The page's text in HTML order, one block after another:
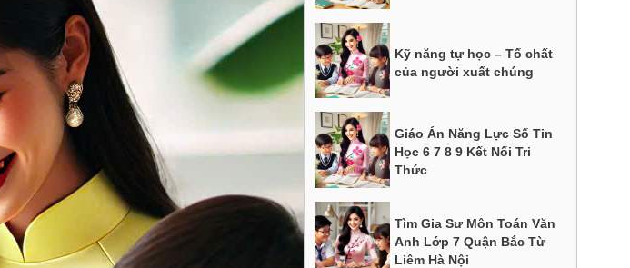
Kỹ năng tự học – Tố chất
của người xuất chúng
Giáo Án Năng Lực Số Tin
Học 6 7 8 9 Kết Nối Tri
Thức
Tìm Gia Sư Môn Toán Văn
Anh Lớp 7 Quận Bắc Từ
Liêm Hà Nội